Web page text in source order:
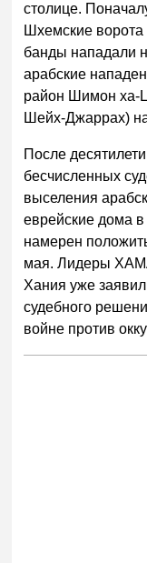
столице.
Шхемские ворота
банды нападали
арабские
район Шимон ха-
Шейх-Джаррах)
После
бесчисленных
выселения
еврейские дома
намерен
мая. Лидеры
Хания уже
судебного
войне против